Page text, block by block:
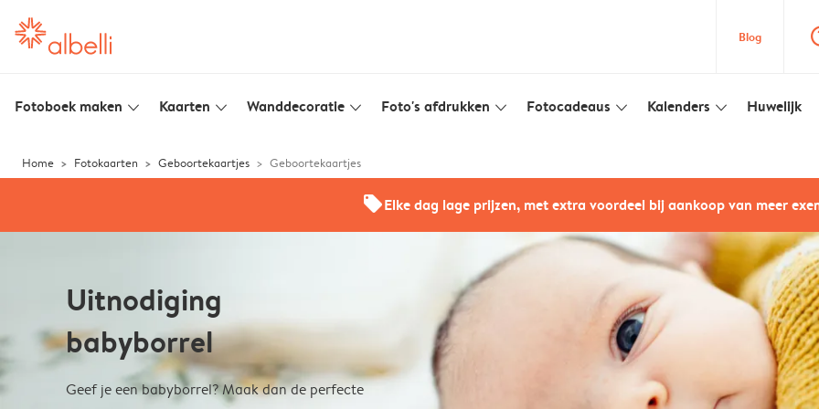
Blog
Fotoboek maken slim_arrow_down Kaarten slim_arrow_down Wanddecoratie slim_arrow_down Foto's afdrukken slim_arrow_down Fotocadeaus slim_arrow_down Kalenders slim_arrow_down Huwelijk
Home Fotokaarten Geboortekaartjes Geboortekaartjes
offersElke dag lage prijzen, met extra voordeel bij aankoop van meer
Uitnodiging
babyborrel
Geef je een babyborrel? Maak dan de perfecte